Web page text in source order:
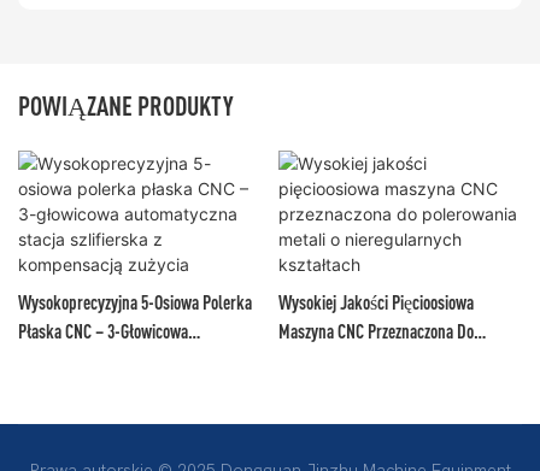
POWIĄZANE PRODUKTY
Wysokoprecyzyjna 5-Osiowa Polerka
Płaska CNC – 3-Głowicowa
Wysokiej Jakości Pięcioosiowa
Maszyna CNC Przeznaczona Do